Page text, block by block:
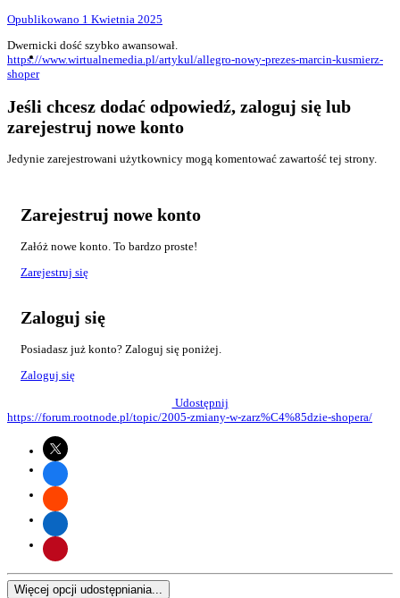
Opublikowano 1 Kwietnia 2025
Dwernicki dość szybko awansował.
https://www.wirtualnemedia.pl/artykul/allegro-nowy-prezes-marcin-kusmierz-
shoper
Jeśli chcesz dodać odpowiedź, zaloguj się lub
zarejestruj nowe konto
Jedynie zarejestrowani użytkownicy mogą komentować zawartość tej strony.
Zarejestruj nowe konto
Załóż nowe konto. To bardzo proste!
Zarejestruj się
Zaloguj się
Posiadasz już konto? Zaloguj się poniżej.
Zaloguj się
Udostępnij
https://forum.rootnode.pl/topic/2005-zmiany-w-zarz%C4%85dzie-shopera/
Więcej opcji udostępniania...